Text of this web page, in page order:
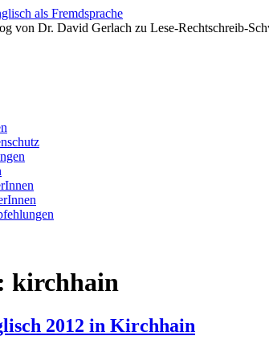
als Fremdsprache
von Dr. David Gerlach zu Lese-Rechtschreib-
kirchhain
2012 in Kirchhain